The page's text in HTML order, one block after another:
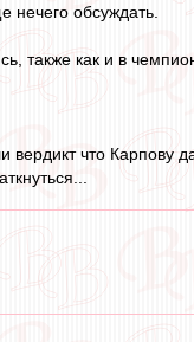
нечего обсуждать.
также как и в
вердикт что Карпову